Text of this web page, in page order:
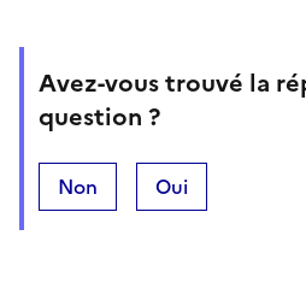
Avez-vous trouvé la
question ?
Non Oui